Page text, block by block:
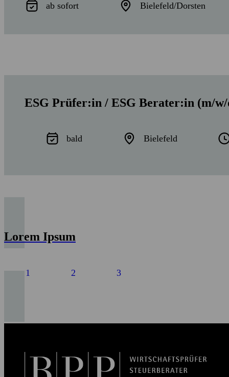
ab sofort Bielefeld/Dorsten
ESG Prüfer:in / ESG Berater:in (m/
bald Bielefeld
Lorem Ipsum
1 2 3